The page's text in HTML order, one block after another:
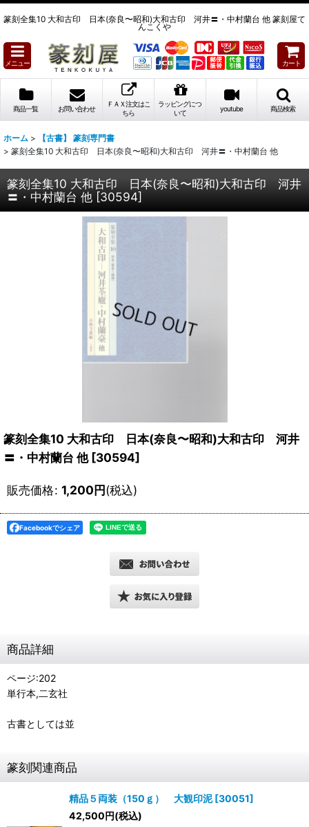
篆刻全集10 大和古印 日本(奈良〜昭和)大和古印 河井〓・中村蘭台 他 篆刻屋て
んこくや
メニュー カート
商品一覧 お問い合わせ
ＦＡＸ注文はこ
ちら
ラッピングにつ
いて
youtube 商品検索
ホーム >
【古書】 篆刻専門書
> 篆刻全集10 大和古印 日本(奈良〜昭和)大和古印 河井〓・中村蘭台 他
篆刻全集10 大和古印 日本(奈良〜昭和)大和古印 河井
〓・中村蘭台 他 [30594]
篆刻全集10 大和古印 日本(奈良〜昭和)大和古印 河井
〓・中村蘭台 他 [30594]
販売価格: 1,200円(税込)
Facebookでシェア
商品詳細
ページ:202
単行本,二玄社
古書としては並
篆刻関連商品
精品５両装（150ｇ） 大観印泥 [30051]
42,500円(税込)